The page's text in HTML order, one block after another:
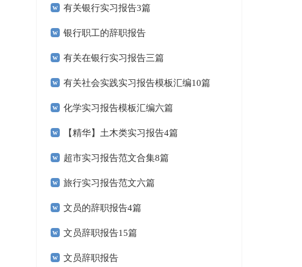
有关银行实习报告3篇
银行职工的辞职报告
有关在银行实习报告三篇
有关社会实践实习报告模板汇编10篇
化学实习报告模板汇编六篇
【精华】土木类实习报告4篇
超市实习报告范文合集8篇
旅行实习报告范文六篇
文员的辞职报告4篇
文员辞职报告15篇
文员辞职报告